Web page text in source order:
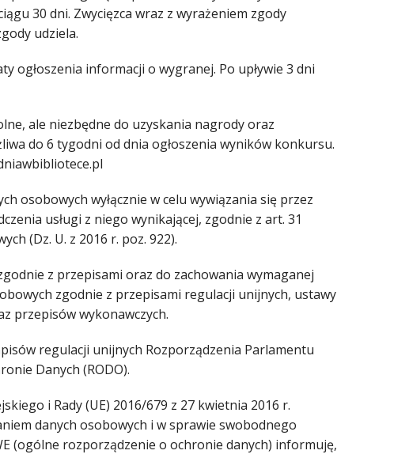
30 dni. Zwycięzca wraz z wyrażeniem zgody
udziela.
ogłoszenia informacji o wygranej. Po upływie 3 dni
ale niezbędne do uzyskania nagrody oraz
do 6 tygodni od dnia ogłoszenia wyników konkursu.
osobowych wyłącznie w celu wywiązania się przez
usługi z niego wynikającej, zgodnie z art. 31
(Dz. U. z 2016 r. poz. 922).
z przepisami oraz do zachowania wymaganej
zgodnie z przepisami regulacji unijnych, ustawy
przepisów wykonawczych.
regulacji unijnych Rozporządzenia Parlamentu
Danych (RODO).
i Rady (UE) 2016/679 z 27 kwietnia 2016 r.
danych osobowych i w sprawie swobodnego
(ogólne rozporządzenie o ochronie danych) informuję,